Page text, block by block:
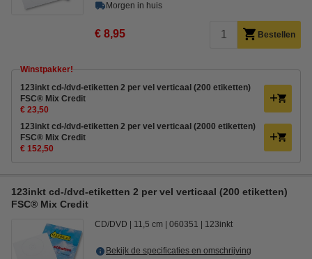
Morgen in huis
€ 8,95 Bestellen
Winstpakker!
123inkt cd-/dvd-etiketten 2 per vel verticaal (200 etiketten)
FSC® Mix Credit
€ 23,50
123inkt cd-/dvd-etiketten 2 per vel verticaal (2000 etiketten)
FSC® Mix Credit
€ 152,50
123inkt cd-/dvd-etiketten 2 per vel verticaal (200 etiketten)
FSC® Mix Credit
CD/DVD 11,5 cm 060351 123inkt
Bekijk de specificaties en omschrijving